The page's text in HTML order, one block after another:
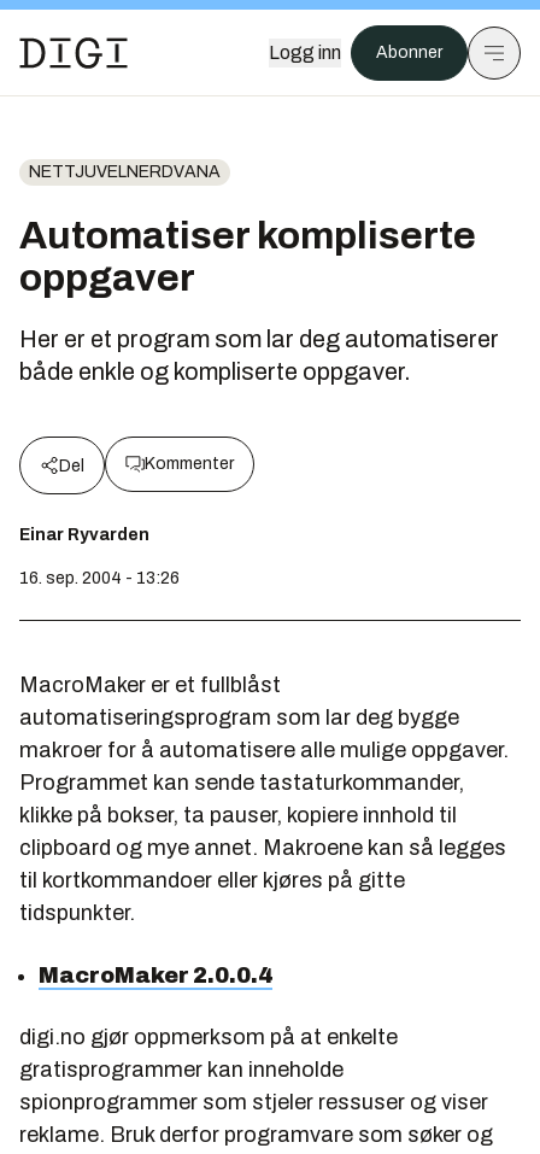
Logg inn Abonner
NETTJUVELNERDVANA
Automatiser kompliserte
oppgaver
Her er et program som lar deg automatiserer
både enkle og kompliserte oppgaver.
Del Kommenter
Einar Ryvarden
16. sep. 2004 - 13:26
MacroMaker er et fullblåst
automatiseringsprogram som lar deg bygge
makroer for å automatisere alle mulige oppgaver.
Programmet kan sende tastaturkommander,
klikke på bokser, ta pauser, kopiere innhold til
clipboard og mye annet. Makroene kan så legges
til kortkommandoer eller kjøres på gitte
tidspunkter.
MacroMaker 2.0.0.4
digi.no gjør oppmerksom på at enkelte
gratisprogrammer kan inneholde
spionprogrammer som stjeler ressuser og viser
reklame. Bruk derfor programvare som søker og